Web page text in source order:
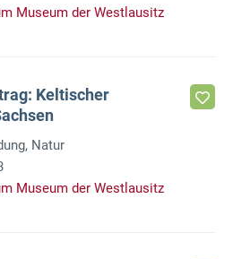
Museum der Westlausitz
Keltischer
Natur
Museum der Westlausitz